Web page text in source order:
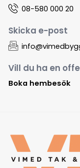
08-580 000 20
Skicka e-post
Vill du ha en
Boka hembesök